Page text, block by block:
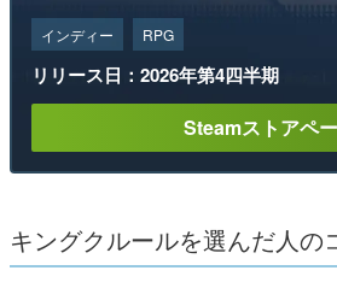
インディー RPG
リリース日：2026年第4四半期
Steamストアペ
キングクルールを選んだ人の